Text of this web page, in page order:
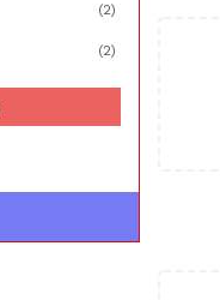
(2)
(2)